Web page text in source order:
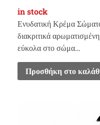
in stock
Ενυδατική Κρέμα
διακριτικά
εύκολα στο σώμα…
Προσθήκη στο